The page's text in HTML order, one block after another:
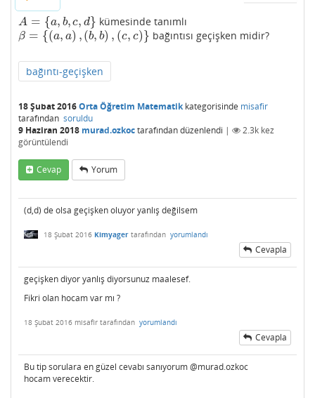
A = {a, b, c, d}
A= {a, b,c,d} kümesinde tanımlı
β = {(a, a) ,(b, b) , (c, c)}
β={(a ,a),(b ,b) (c,c)} bağıntısı geçişken midir?
bağıntı-geçişken
18 Şubat 2016Orta Öğretim Matematikkategorisinde misafir
tarafından soruldu
9 Haziran 2018 murad.ozkoctarafındandüzenlendi | 2.3k kez
görüntülendi
Cevap Yorum
(d,d) de olsa geçişken oluyor yanlış değilsem
18 Şubat 2016 Kimyager tarafından yorumlandı
Cevapla
geçişken diyor yanlış diyorsunuz maalesef.
Fikri olan hocam var mı ?
18 Şubat 2016 misafir tarafından yorumlandı
Cevapla
Bu tip sorulara en güzel cevabı sanıyorum @murad.ozkoc
hocam verecektir.